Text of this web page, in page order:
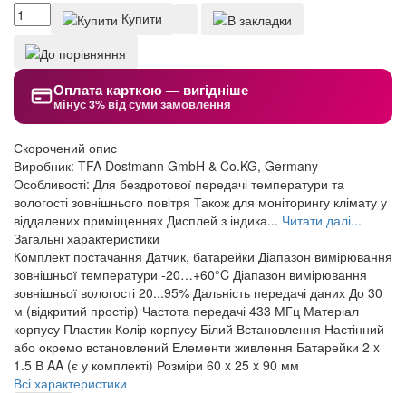
Купити
Оплата карткою — вигідніше
мінус 3% від суми замовлення
Скорочений опис
Виробник: TFA Dostmann GmbH & Co.KG, Germany
Особливості: Для бездротової передачі температури та
вологості зовнішнього повітря Також для моніторингу клімату у
віддалених приміщеннях Дисплей з індика... Читати далі...
Загальні характеристики
Комплект постачання Датчик, батарейки Діапазон вимірювання
зовнішньої температури -20…+60°C Діапазон вимірювання
зовнішньої вологості 20...95% Дальність передачі даних До 30
м (відкритий простір) Частота передачі 433 МГц Матеріал
корпусу Пластик Колір корпусу Білий Встановлення Настінний
або окремо встановлений Елементи живлення Батарейки 2 x
1.5 В AA (є у комплекті) Розміри 60 x 25 x 90 мм
Всі характеристики